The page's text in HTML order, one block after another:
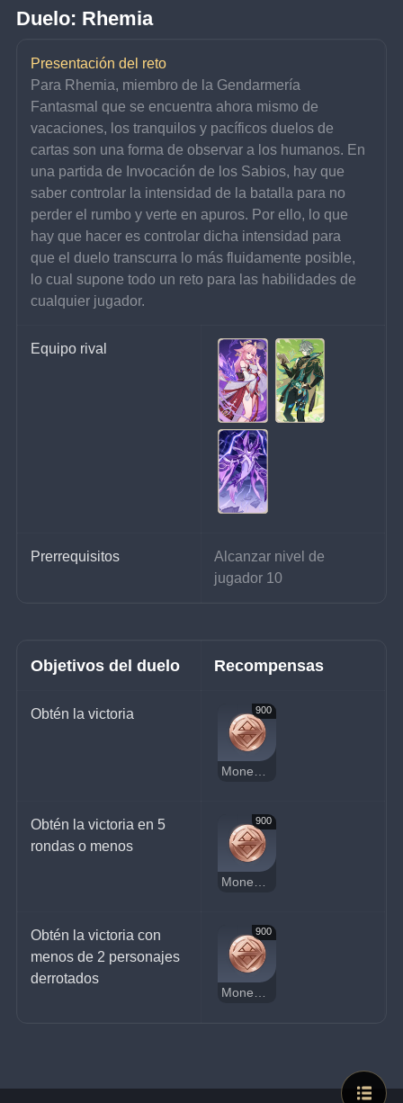
Duelo: Rhemia
Presentación del reto
Para Rhemia, miembro de la Gendarmería
Fantasmal que se encuentra ahora mismo de
vacaciones, los tranquilos y pacíficos duelos de
cartas son una forma de observar a los humanos. En
una partida de Invocación de los Sabios, hay que
saber controlar la intensidad de la batalla para no
perder el rumbo y verte en apuros. Por ello, lo que
hay que hacer es controlar dicha intensidad para
que el duelo transcurra lo más fluidamente posible,
lo cual supone todo un reto para las habilidades de
cualquier jugador.
Equipo rival
Prerrequisitos
Alcanzar nivel de
jugador 10
Objetivos del duelo Recompensas
Obtén la victoria 900
Moneda de la suerte
Obtén la victoria en 5
rondas o menos
900
Moneda de la suerte
Obtén la victoria con
menos de 2 personajes
derrotados
900
Moneda de la suerte